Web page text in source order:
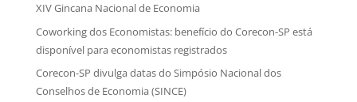
XIV Gincana Nacional de Economia
Coworking dos Economistas: benefício do Corecon-SP está
disponível para economistas registrados
Corecon-SP divulga datas do Simpósio Nacional dos
Conselhos de Economia (SINCE)